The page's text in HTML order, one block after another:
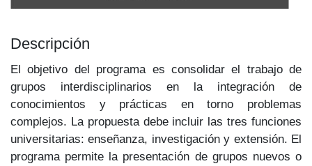
Descripción
El objetivo del programa es consolidar el trabajo de
grupos interdisciplinarios en la integración de
conocimientos y prácticas en torno problemas
complejos. La propuesta debe incluir las tres funciones
universitarias: enseñanza, investigación y extensión. El
programa permite la presentación de grupos nue­vos o